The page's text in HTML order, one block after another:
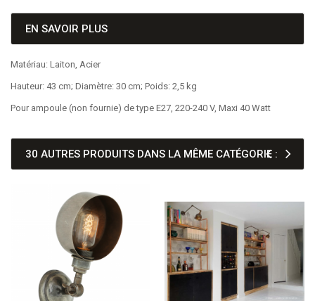
EN SAVOIR PLUS
Matériau: Laiton, Acier
Hauteur: 43 cm; Diamètre: 30 cm; Poids: 2,5 kg
Pour ampoule (non fournie) de type E27, 220-240 V, Maxi 40 Watt
30 AUTRES PRODUITS DANS LA MÊME CATÉGORIE :